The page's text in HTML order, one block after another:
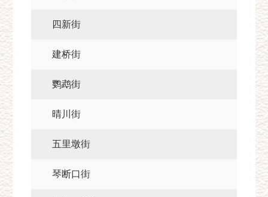
四新街
建桥街
鹦鹉街
晴川街
五里墩街
琴断口街